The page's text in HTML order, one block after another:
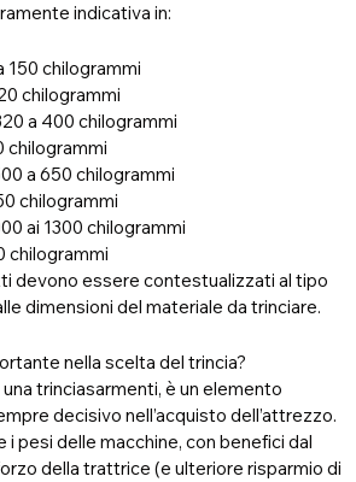
indicativa in:
150 chilogrammi
chilogrammi
a 400 chilogrammi
chilogrammi
a 650 chilogrammi
chilogrammi
ai 1300 chilogrammi
chilogrammi
devono essere contestualizzati al tipo
dimensioni del materiale da trinciare.
nella scelta del trincia?
una trinciasarmenti, è un elemento
decisivo nell’acquisto dell’attrezzo.
i pesi delle macchine, con benefici dal
della trattrice (e ulteriore risparmio di